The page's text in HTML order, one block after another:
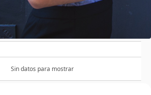
Sin datos para mostrar